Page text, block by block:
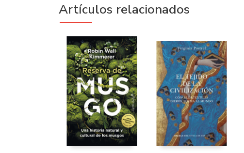
Artículos relacionados